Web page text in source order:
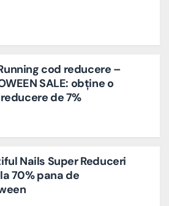
cod reducere –
SALE: obține o
de 7%
Nails Super Reduceri
70% pana de